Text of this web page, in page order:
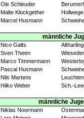
Ole Schleuder
Malte Klockgether Hollwege
Marcel Husmann
männliche
Nico Galts
Sven Theen
Marco Timmermann
Pascal Husmann
Nils Martens
Hilko Weber Sch.-
männliche
Niklas Noormann